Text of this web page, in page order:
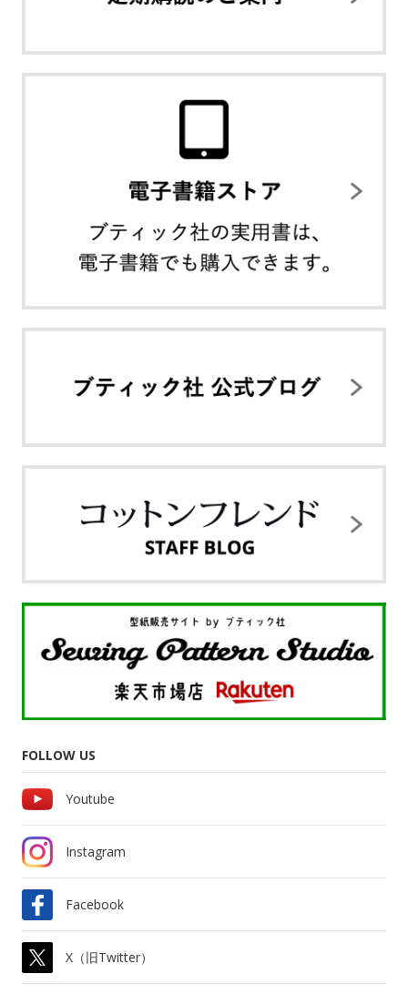
FOLLOW US
Youtube
Instagram
Facebook
X（旧Twitter）